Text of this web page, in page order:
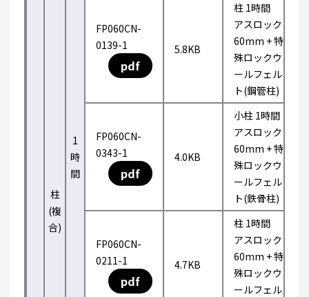
柱
(複
合)
1
時
間
FP060CN-
0139-1
pdf
5.8KB
柱 1時間
アスロック
60mm + 特
殊ロックウ
ールフェル
ト(鋼管柱)
FP060CN-
0343-1
pdf
4.0KB
小柱 1時間
アスロック
60mm + 特
殊ロックウ
ールフェル
ト(鉄骨柱)
FP060CN-
0211-1
pdf
4.7KB
柱 1時間
アスロック
60mm + 特
殊ロックウ
ールフェル